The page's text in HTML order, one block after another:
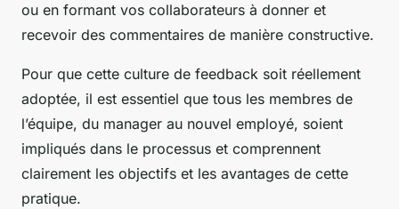
ou en formant vos collaborateurs à donner et
recevoir des commentaires de manière constructive.
Pour que cette culture de feedback soit réellement
adoptée, il est essentiel que tous les membres de
l’équipe, du manager au nouvel employé, soient
impliqués dans le processus et comprennent
clairement les objectifs et les avantages de cette
pratique.